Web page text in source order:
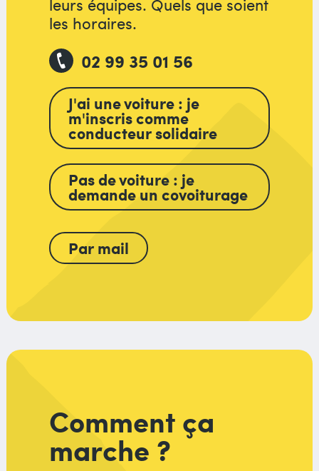
leurs équipes. Quels que soient
les horaires.
02 99 35 01 56
J'ai une voiture : je
m'inscris comme
conducteur solidaire
Pas de voiture : je
demande un covoiturage
Par mail
Comment ça
marche ?